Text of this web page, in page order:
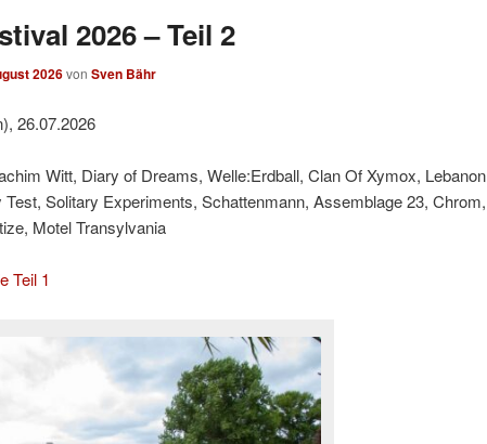
2026 – Teil 2
2026von Sven Bähr
26.07.2026
Witt, Diary of Dreams, Welle:Erdball, Clan Of Xymox, Lebanon
Test, Solitary Experiments, Schattenmann, Assemblage 23, Chrom,
Motel Transylvania
Teil 1